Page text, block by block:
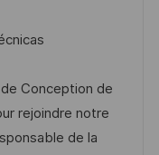
Conception de
rejoindre notre
de la